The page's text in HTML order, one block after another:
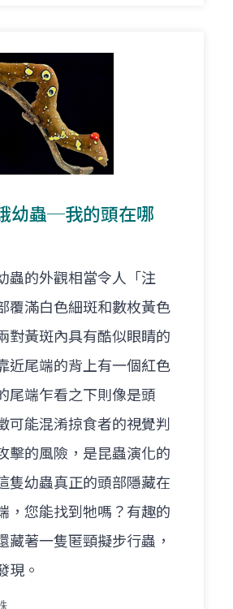
幼蟲─我的頭在哪
蟲的外觀相當令人「注
覆滿白色細斑和數枚黃色
對黃斑內具有酷似眼睛的
近尾端的背上有一個紅色
尾端乍看之下則像是頭
可能混淆掠食者的視覺判
擊的風險，是昆蟲演化的
隻幼蟲真正的頭部隱藏在
，您能找到牠嗎？有趣的
藏著一隻匿頸擬步行蟲，
現。